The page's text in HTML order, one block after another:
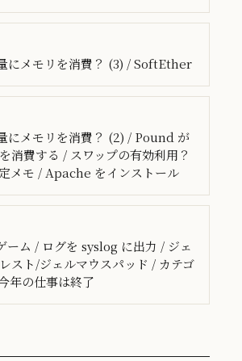
にメモリを消費？ (3) / SoftEther
にメモリを消費？ (2) / Pound が
消費する / スワップの有効利用？
メモ / Apache をインストール
ーム / ログを syslog に出力 / ジェ
スト/ジェルマウスパッド / カテゴ
年の仕事は終了